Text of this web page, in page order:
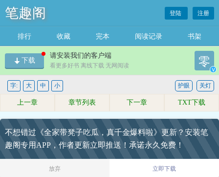
笔趣阁 登陆 注册
排行 收藏 完本 阅读记录 书架
下载
请安装我们的客户端
看更多好书 离线下载 无网阅读 零
v
字: 大 中 小 关灯
护眼
上一章 章节列表 下一章 TXT下载
不想错过《全家带凳子吃瓜，真千金爆料啦》更新？安装笔
趣阁专用APP，作者更新立即推送！承诺永久免费！
放弃 立即下载